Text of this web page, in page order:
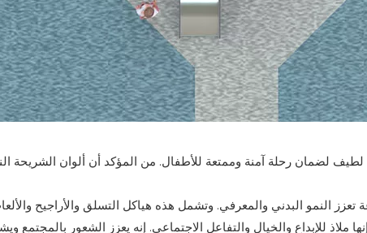
لضمان رحلة آمنة وممتعة للأطفال. من المؤكد أن ألوان الشريحة
تعزز النمو البدني والمعرفي. وتشمل هذه هياكل التسلق والأراجيح
للإبداع والخيال والتفاعل الاجتماعي. إنه يعزز الشعور بالمجتمع